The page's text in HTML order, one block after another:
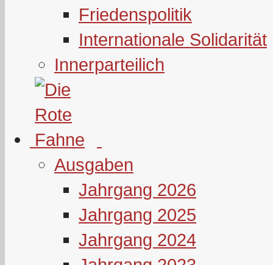
Friedenspolitik
Internationale Solidarität
Innerparteilich
Ausgaben
Jahrgang 2026
Jahrgang 2025
Jahrgang 2024